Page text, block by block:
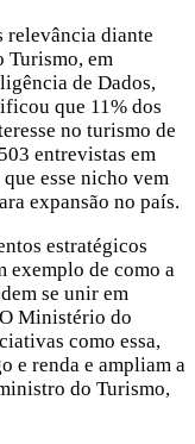
relevância diante
Turismo, em
de Dados,
que 11% dos
no turismo de
entrevistas em
esse nicho vem
expansão no país.
estratégicos
exemplo de como a
se unir em
Ministério do
como essa,
e renda e ampliam a
do Turismo,